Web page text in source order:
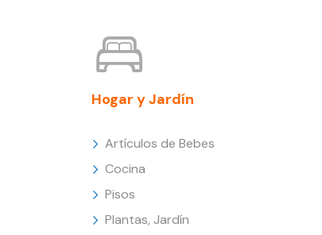
Hogar y Jardín
Artículos de Bebes
Cocina
Pisos
Plantas, Jardín